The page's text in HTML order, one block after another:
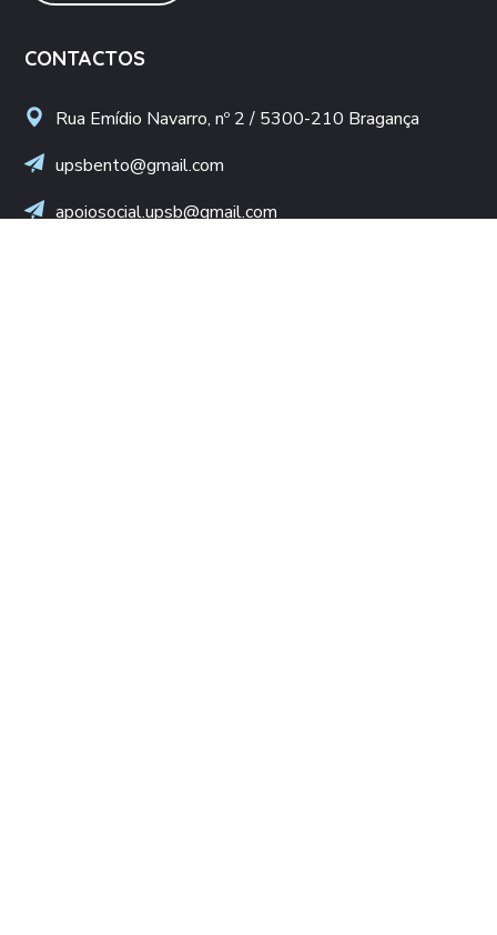
CONTACTOS
Rua Emídio Navarro, nº 2 / 5300-210 Bragança
upsbento@gmail.com
apoiosocial.upsb@gmail.com